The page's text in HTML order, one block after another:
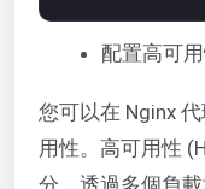
配置高可
您可以在 Nginx
用性。高可用性
分。透過多個負